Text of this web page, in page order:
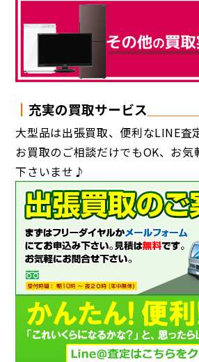
┃ 充実の買取サービス
大型品は出張買取、便利なLINE査
お買取のご相談だけでもOK、お気
下さいませ♪